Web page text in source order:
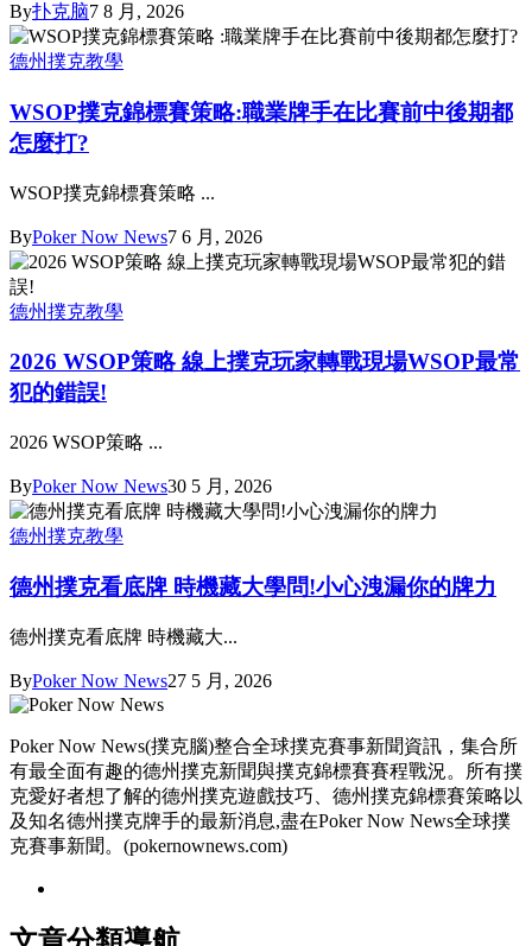
By扑克脑7 8 月, 2026
德州撲克教學
WSOP撲克錦標賽策略:職業牌手在比賽前中後期都
怎麼打?
WSOP撲克錦標賽策略 ...
ByPoker Now News7 6 月, 2026
德州撲克教學
2026 WSOP策略 線上撲克玩家轉戰現場WSOP最常
犯的錯誤!
2026 WSOP策略 ...
ByPoker Now News30 5 月, 2026
德州撲克教學
德州撲克看底牌 時機藏大學問!小心洩漏你的牌力
德州撲克看底牌 時機藏大...
ByPoker Now News27 5 月, 2026
Poker Now News(撲克腦)整合全球撲克賽事新聞資訊，集合所
有最全面有趣的德州撲克新聞與撲克錦標賽賽程戰況。所有撲
克愛好者想了解的德州撲克遊戲技巧、德州撲克錦標賽策略以
及知名德州撲克牌手的最新消息,盡在Poker Now News全球撲
克賽事新聞。(pokernownews.com)